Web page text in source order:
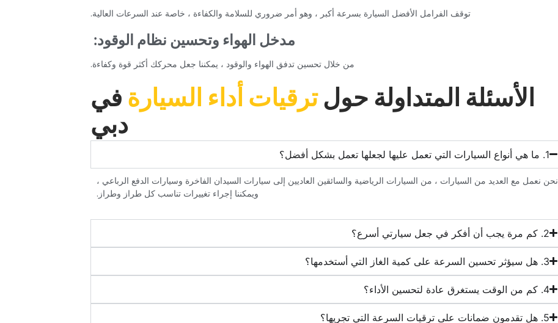
‏توقف الفرامل الأفضل السيارة بسرعة أكبر ، وهو أمر ضروري للسلامة والكفاءة ، خاصة عند السرعات العالية.‏
‏مدخل الهواء وتحسين نظام الوقود:‏
‏من خلال تحسين تدفق الهواء والوقود ، يمكننا جعل محركك أكثر قوة وكفاءة.‏
‏الأسئلة المتداولة حول‏‏ترقيات أداء السيارة‏ ‏في
دبي‏
‏نحن نعمل مع العديد من السيارات ، من السيارات الرياضية والسائقين العاديين إلى سيارات السيدان الفاخرة وسيارات الدفع الرباعي ،
ويمكننا إجراء تغييرات تناسب كل طراز وطراز.‏
‏4. كم من الوقت يستغرق عادة لتحسين الأداء؟‏